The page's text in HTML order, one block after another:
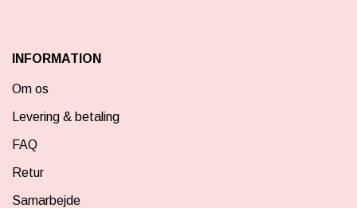
INFORMATION
Om os
Levering & betaling
FAQ
Retur
Samarbejde